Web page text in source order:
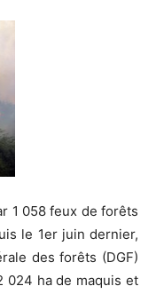
1 058 feux de forêts
le 1er juin dernier,
des forêts (DGF)
024 ha de maquis et